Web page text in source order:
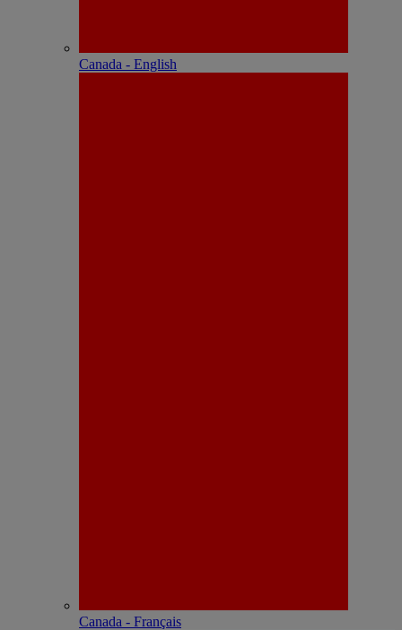
Canada - English
Canada - Français